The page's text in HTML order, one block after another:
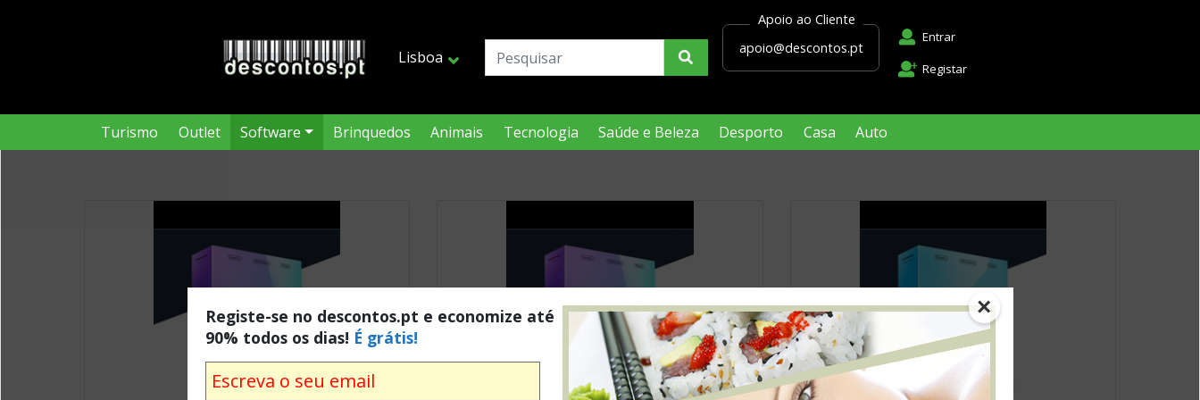
Lisboa
Apoio ao Cliente
apoio@descontos.pt
Entrar
Registar
Turismo Outlet Software Brinquedos Animais Tecnologia Saúde e Beleza Desporto Casa Auto
×
Registe-se no descontos.pt e economize até
90% todos os dias! É grátis!